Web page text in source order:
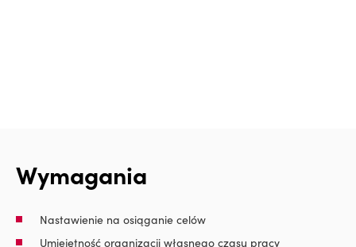
Wymagania
Nastawienie na osiąganie celów
Umiejętność organizacji własnego czasu pracy